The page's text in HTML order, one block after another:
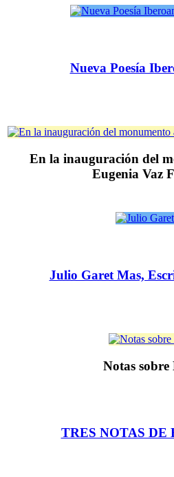
Nueva Poesía
En la inauguración del
Eugenia Vaz
Julio Garet Mas,
Notas sobre
TRES NOTAS DE